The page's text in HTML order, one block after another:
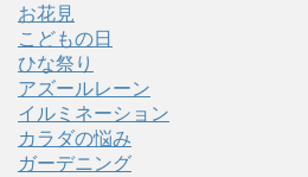
お花見
こどもの日
ひな祭り
アズールレーン
イルミネーション
カラダの悩み
ガーデニング